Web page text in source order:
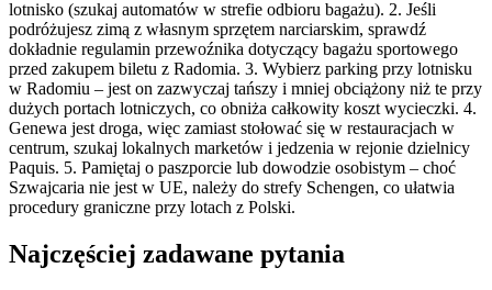
lotnisko (szukaj automatów w strefie odbioru bagażu). 2. Jeśli
podróżujesz zimą z własnym sprzętem narciarskim, sprawdź
dokładnie regulamin przewoźnika dotyczący bagażu sportowego
przed zakupem biletu z Radomia. 3. Wybierz parking przy lotnisku
w Radomiu – jest on zazwyczaj tańszy i mniej obciążony niż te przy
dużych portach lotniczych, co obniża całkowity koszt wycieczki. 4.
Genewa jest droga, więc zamiast stołować się w restauracjach w
centrum, szukaj lokalnych marketów i jedzenia w rejonie dzielnicy
Paquis. 5. Pamiętaj o paszporcie lub dowodzie osobistym – choć
Szwajcaria nie jest w UE, należy do strefy Schengen, co ułatwia
procedury graniczne przy lotach z Polski.
Najczęściej zadawane pytania